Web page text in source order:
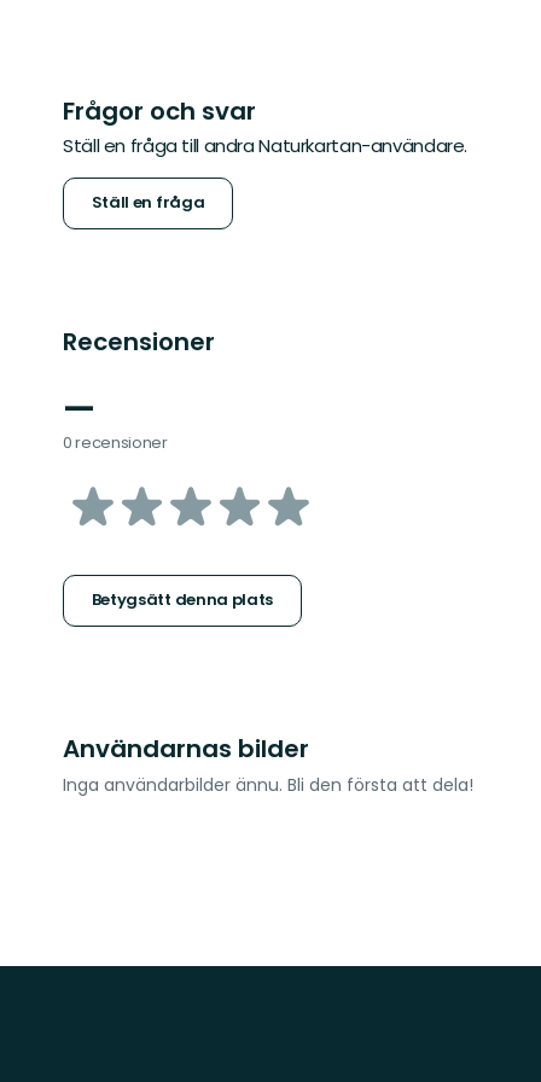
Frågor och svar
Ställ en fråga till andra Naturkartan-användare.
Ställ en fråga
Recensioner
—
0 recensioner
av
stjärnor
Betygsätt denna plats
Användarnas bilder
Inga användarbilder ännu. Bli den första att dela!